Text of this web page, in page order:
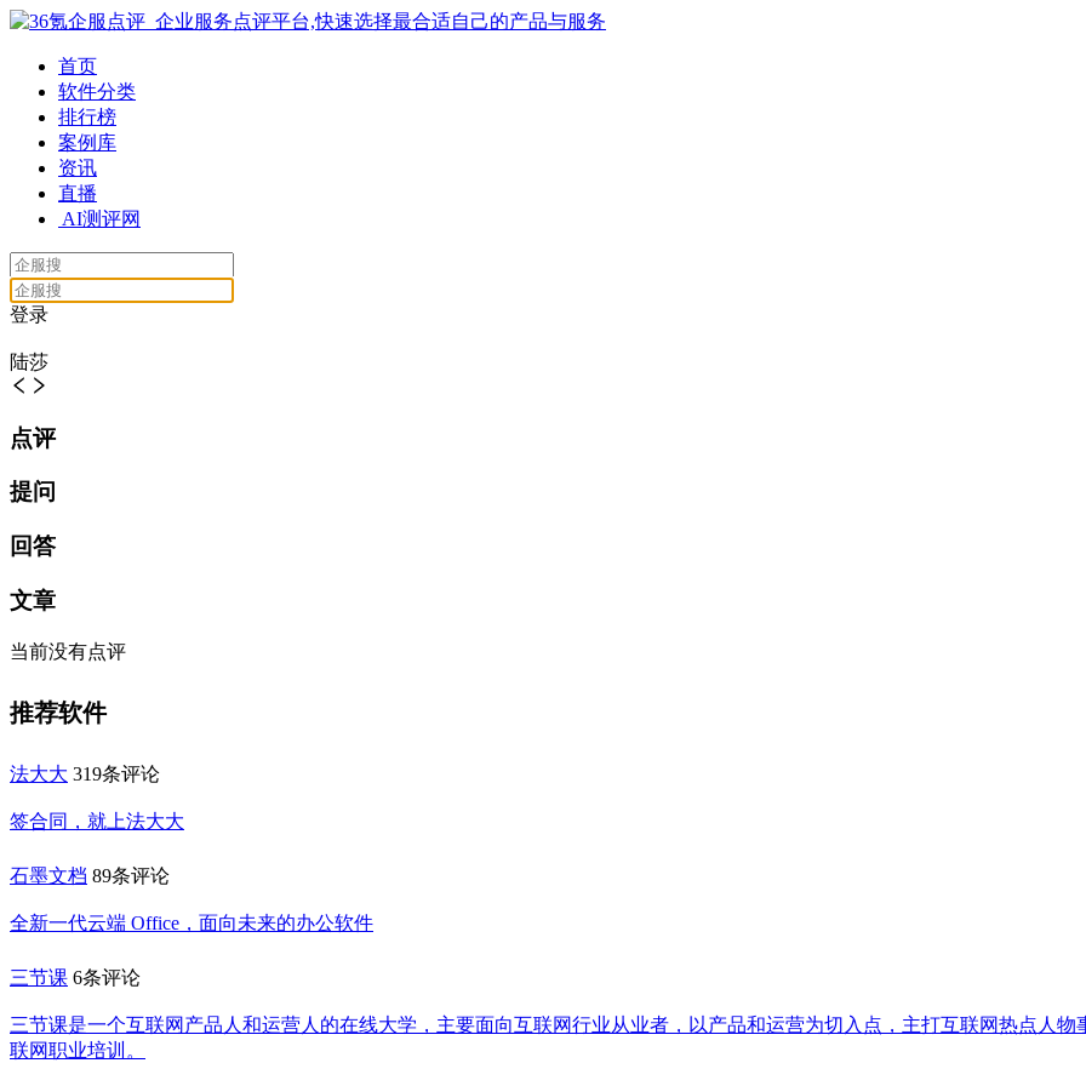
首页
软件分类
排行榜
案例库
资讯
直播
AI测评网
登录
陆莎
点评
提问
回答
文章
当前没有点评
推荐软件
法大大 319条评论
签合同，就上法大大
石墨文档 89条评论
全新一代云端 Office，面向未来的办公软件
三节课 6条评论
三节课是一个互联网产品人和运营人的在线大学，主要面向互联网行业从业者，以产品和运营为切入点，主打互联网热点人
联网职业培训。